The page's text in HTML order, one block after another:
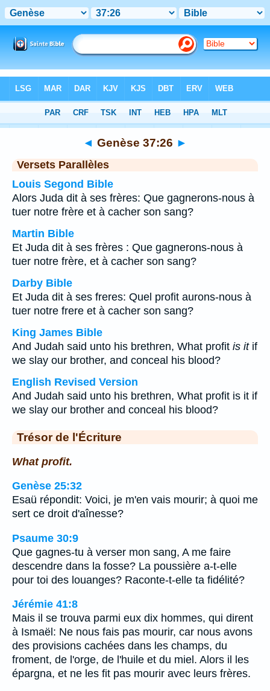
Chapitre 37 > Verset 26
◄ Genèse 37:26 ►
Versets Parallèles
Louis Segond Bible
Alors Juda dit à ses frères: Que gagnerons-nous à
tuer notre frère et à cacher son sang?
Martin Bible
Et Juda dit à ses frères : Que gagnerons-nous à
tuer notre frère, et à cacher son sang?
Darby Bible
Et Juda dit à ses freres: Quel profit aurons-nous à
tuer notre frere et à cacher son sang?
King James Bible
And Judah said unto his brethren, What profit is itif
we slay our brother, and conceal his blood?
English Revised Version
And Judah said unto his brethren, What profit is it if
we slay our brother and conceal his blood?
Trésor de l'Écriture
What profit.
Genèse 25:32
Esaü répondit: Voici, je m'en vais mourir; à quoi me
sert ce droit d'aînesse?
Psaume 30:9
Que gagnes-tu à verser mon sang, A me faire
descendre dans la fosse? La poussière a-t-elle
pour toi des louanges? Raconte-t-elle ta fidélité?
Jérémie 41:8
Mais il se trouva parmi eux dix hommes, qui dirent
à Ismaël: Ne nous fais pas mourir, car nous avons
des provisions cachées dans les champs, du
froment, de l'orge, de l'huile et du miel. Alors il les
épargna, et ne les fit pas mourir avec leurs frères.